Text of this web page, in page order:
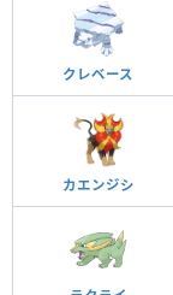
クレベース
カエンジシ